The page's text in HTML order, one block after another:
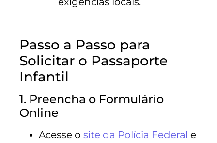
Passo a Passo para
Solicitar o Passaporte
Infantil
1. Preencha o Formulário
Online
Acesse o site da Polícia Federal e